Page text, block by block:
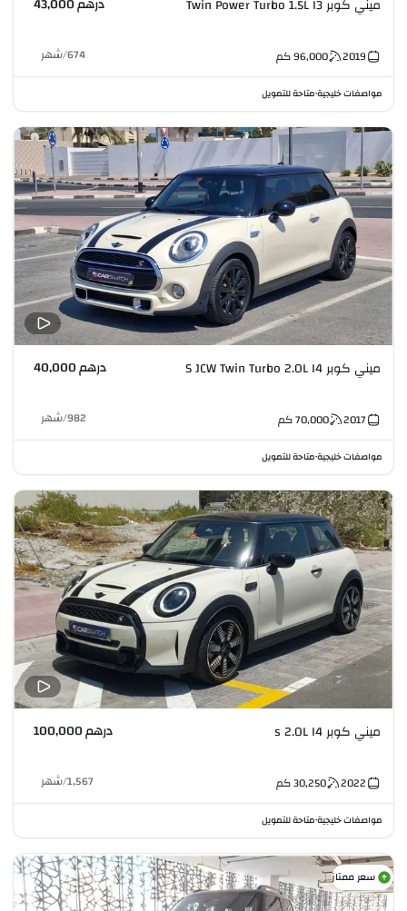
ميني كوبر Twin Power Turbo 1.5L I3 درهم 43,000
2019
96,000كم 674
/شهر
مواصفات خليجية•متاحة للتمويل
ميني كوبر S JCW Twin Turbo 2.0L I4 درهم 40,000
2017
70,000كم 982
/شهر
مواصفات خليجية•متاحة للتمويل
ميني كوبر s 2.0L I4 درهم 100,000
2022
30,250كم 1,567
/شهر
مواصفات خليجية•متاحة للتمويل
سعر ممتاز